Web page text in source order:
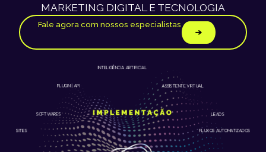
MARKETING DIGITAL E TECNOLOGIA
Fale agora com nossos especialistas
SITES FLUXOS AUTOMATIZADOS
INTELIGÊNCIA ARTIFICIAL
PLUGIN | API
SOFTWARES
ASSISTENTE VIRTUAL
LEADS